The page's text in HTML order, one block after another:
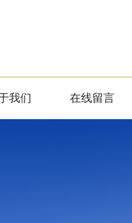
我们 在线留言